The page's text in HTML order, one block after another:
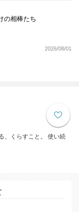
の相棒たち
2026/08/01
、くらすこと。 使い続